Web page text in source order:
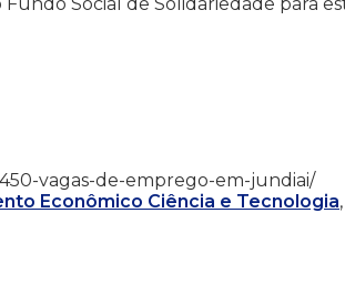
vagas-de-emprego-em-jundiai/
Econômico Ciência e Tecnologia,